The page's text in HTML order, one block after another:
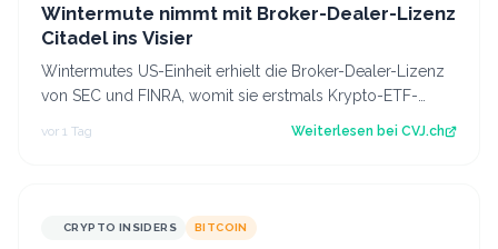
Wintermute nimmt mit Broker-Dealer-Lizenz
Citadel ins Visier
Wintermutes US-Einheit erhielt die Broker-Dealer-Lizenz
von SEC und FINRA, womit sie erstmals Krypto-ETF-
vor 1 Tag Weiterlesen bei CVJ.ch
CRYPTO INSIDERS BITCOIN